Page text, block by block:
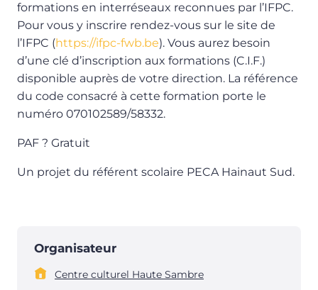
formations en interréseaux reconnues par l’IFPC.
Pour vous y inscrire rendez-vous sur le site de
l’IFPC (https://ifpc-fwb.be). Vous aurez besoin
d’une clé d’inscription aux formations (C.I.F.)
disponible auprès de votre direction. La référence
du code consacré à cette formation porte le
numéro 070102589/58332.
PAF ? Gratuit
Un projet du référent scolaire PECA Hainaut Sud.
Organisateur
Centre culturel Haute Sambre